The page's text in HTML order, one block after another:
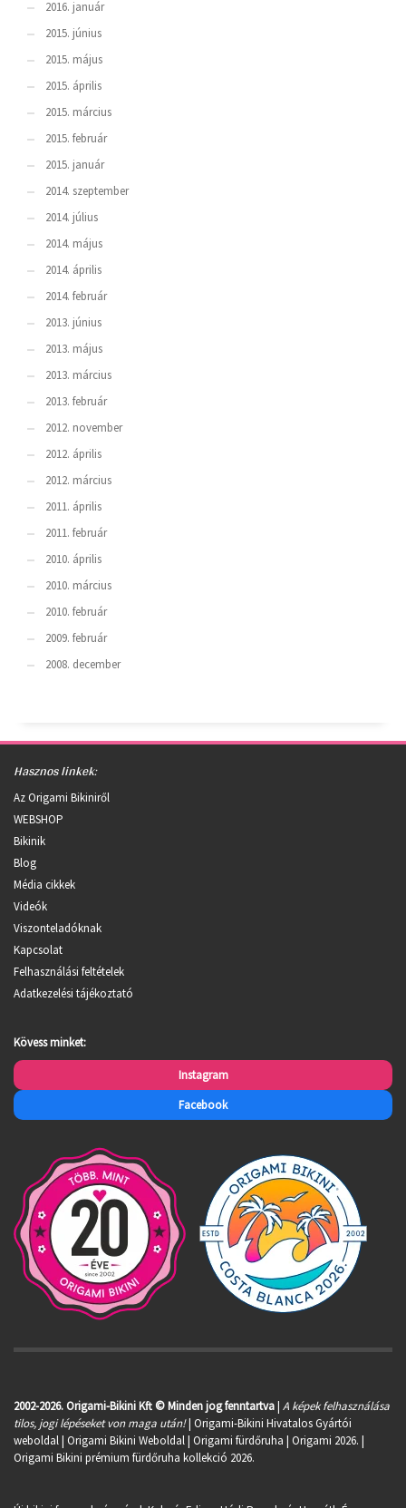
2016. január
2015. június
2015. május
2015. április
2015. március
2015. február
2015. január
2014. szeptember
2014. július
2014. május
2014. április
2014. február
2013. június
2013. május
2013. március
2013. február
2012. november
2012. április
2012. március
2011. április
2011. február
2010. április
2010. március
2010. február
2009. február
2008. december
Hasznos linkek:
Az Origami Bikiniről
WEBSHOP
Bikinik
Blog
Média cikkek
Videók
Viszonteladóknak
Kapcsolat
Felhasználási feltételek
Adatkezelési tájékoztató
Kövess minket:
Instagram
Facebook
2002-2026. Origami-Bikini Kft © Minden jog fenntartva| A képek felhasználása
tilos, jogi lépéseket von maga után!| Origami-Bikini Hivatalos Gyártói
weboldal | Origami Bikini Weboldal | Origami fürdőruha | Origami 2026. |
Origami Bikini prémium fürdőruha kollekció 2026.